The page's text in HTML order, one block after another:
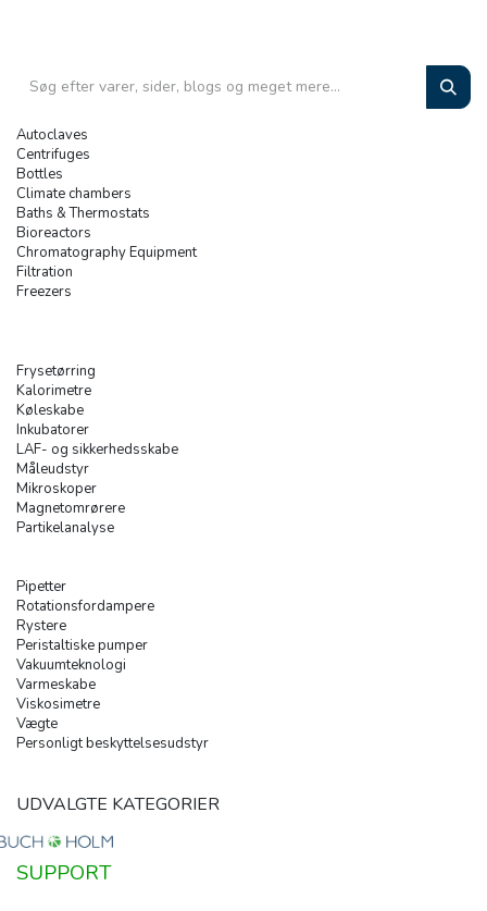
Autoclaves
Centrifuges
Bottles
Climate chambers
Baths & Thermostats
Bioreactors
Chromatography Equipment
Filtration
Freezers
Frysetørring
Kalorimetre
Køleskabe
Inkubatorer
LAF- og sikkerhedsskabe
Måleudstyr
Mikroskoper
Magnetomrørere
Partikelanalyse
Pipetter
Rotationsfordampere
Rystere
Peristaltiske pumper
Vakuumteknologi
Varmeskabe
Viskosimetre
Vægte
Personligt beskyttelsesudstyr
UDVALGTE KATEGORIER
SUPPORT